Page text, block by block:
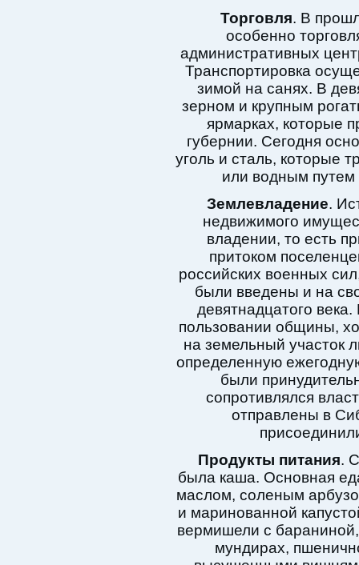
Торговля. В
особенно
административных
Транспортировка
зимой на санях. В
зерном и крупным
ярмарках, которые
губернии. Сегодня
уголь и сталь, которые
или водным
Землевладение.
недвижимого
владении, то есть
притоком
российских военных
были введены и на
девятнадцатого
пользовании общины,
на земельный участок
определенную
были
сопротивлялся
отправлены в
Продукты питания.
была каша. Основная
маслом, соленым
и маринованной
вермишели с
мундирах,